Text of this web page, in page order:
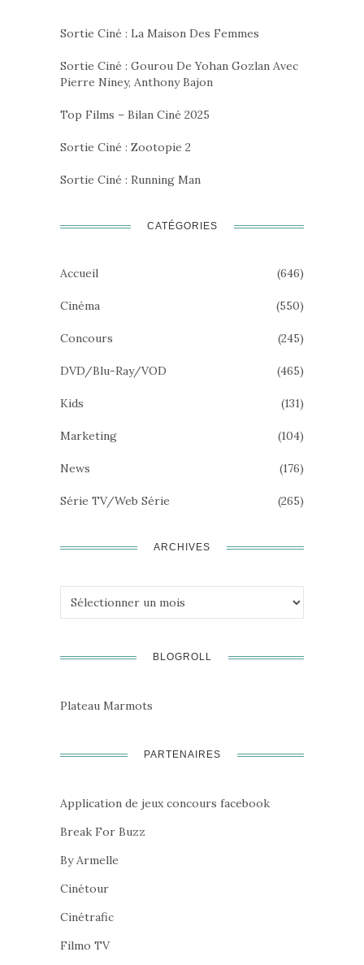
Sortie Ciné : La Maison Des Femmes
Sortie Ciné : Gourou De Yohan Gozlan Avec
Pierre Niney, Anthony Bajon
Top Films – Bilan Ciné 2025
Sortie Ciné : Zootopie 2
Sortie Ciné : Running Man
CATÉGORIES
Accueil (646)
Cinéma (550)
Concours (245)
DVD/Blu-Ray/VOD (465)
Kids (131)
Marketing (104)
News (176)
Série TV/Web Série (265)
ARCHIVES
Archives
BLOGROLL
Plateau Marmots
PARTENAIRES
Application de jeux concours facebook
Break For Buzz
By Armelle
Cinétour
Cinétrafic
Filmo TV